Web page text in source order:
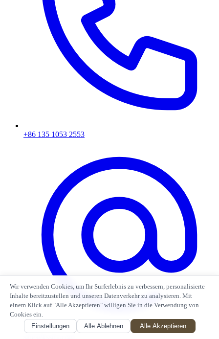
+86 135 1053 2553
Wir verwenden Cookies, um Ihr Surferlebnis zu verbessern, personalisierte
Inhalte bereitzustellen und unseren Datenverkehr zu analysieren. Mit
einem Klick auf "Alle Akzeptieren" willigen Sie in die Verwendung von
Cookies ein.
Einstellungen
Alle Ablehnen Alle Akzeptieren